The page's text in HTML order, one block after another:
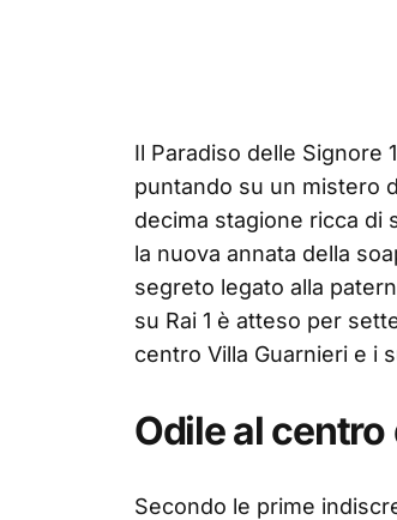
Il Paradiso delle Signore
puntando su un mistero
decima stagione ricca di
la nuova annata della
segreto legato alla
su Rai 1 è atteso per
centro Villa Guarnieri e i
Odile al
Secondo le prime